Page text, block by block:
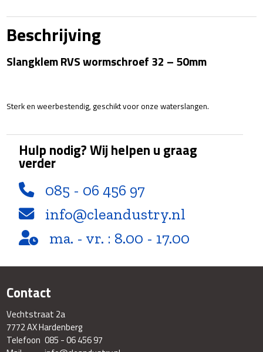
aantal
Beschrijving
Slangklem RVS wormschroef 32 – 50mm
Sterk en weerbestendig, geschikt voor onze waterslangen.
Hulp nodig? Wij helpen u graag
verder
085 - 06 456 97
info@cleandustry.nl
ma. - vr. : 8.00 - 17.00
Contact
Vechtstraat 2a
7772 AX Hardenberg
Telefoon 085 - 06 456 97